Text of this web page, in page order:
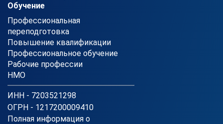
Обучение
Профессиональная
переподготовка
Повышение квалификации
Профессиональное обучение
Рабочие профессии
НМО
ИНН - 7203521298
ОГРН - 1217200009410
Полная информация о